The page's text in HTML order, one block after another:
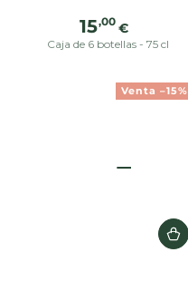
Precio
regular
15,00 €
Caja de 6 botellas - 75 cl
Venta –15%